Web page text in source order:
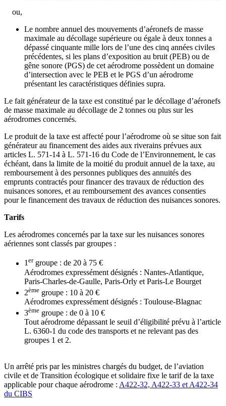
ou,
Le nombre annuel des mouvements d’aéronefs de masse
maximale au décollage supérieure ou égale à deux tonnes a
dépassé cinquante mille lors de l’une des cinq années civiles
précédentes, si les plans d’exposition au bruit (PEB) ou de
gêne sonore (PGS) de cet aérodrome possèdent un domaine
d’intersection avec le PEB et le PGS d’un aérodrome
présentant les caractéristiques définies supra.
Le fait générateur de la taxe est constitué par le décollage d’aéronefs
de masse maximale au décollage de 2 tonnes ou plus sur les
aérodromes concernés.
Le produit de la taxe est affecté pour l’aérodrome où se situe son fait
générateur au financement des aides aux riverains prévues aux
articles L. 571-14 à L. 571-16 du Code de l’Environnement, le cas
échéant, dans la limite de la moitié du produit annuel de la taxe, au
remboursement à des personnes publiques des annuités des
emprunts contractés pour financer des travaux de réduction des
nuisances sonores, et au remboursement des avances consenties
pour le financement des travaux de réduction des nuisances sonores.
Tarifs
Les aérodromes concernés par la taxe sur les nuisances sonores
aériennes sont classés par groupes :
1ergroupe : de 20 à 75 €
Aérodromes expressément désignés : Nantes-Atlantique,
Paris-Charles-de-Gaulle, Paris-Orly et Paris-Le Bourget
2ème groupe : 10 à 20 €
Aérodromes expressément désignés : Toulouse-Blagnac
3ème groupe : de 0 à 10 €
Tout aérodrome dépassant le seuil d’éligibilité prévu à l’article
L. 6360-1 du code des transports et ne relevant pas des
groupes 1 et 2.
Un arrêté pris par les ministres chargés du budget, de l’aviation
civile et de Transition écologique et solidaire fixe le tarif de la taxe
applicable pour chaque aérodrome : A422-32, A422-33 et A422-34
du CIBS